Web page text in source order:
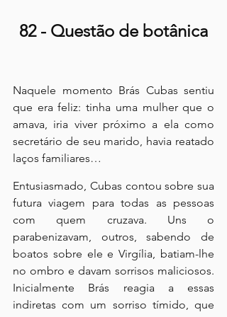
82 - Questão de botânica
Naquele momento Brás Cubas sentiu
que era feliz: tinha uma mulher que o
amava, iria viver próximo a ela como
secretário de seu marido, havia reatado
laços familiares…
Entusiasmado, Cubas contou sobre sua
futura viagem para todas as pessoas
com quem cruzava. Uns o
parabenizavam, outros, sabendo de
boatos sobre ele e Virgília, batiam-lhe
no ombro e davam sorrisos maliciosos.
Inicialmente Brás reagia a essas
indiretas com um sorriso tímido, que